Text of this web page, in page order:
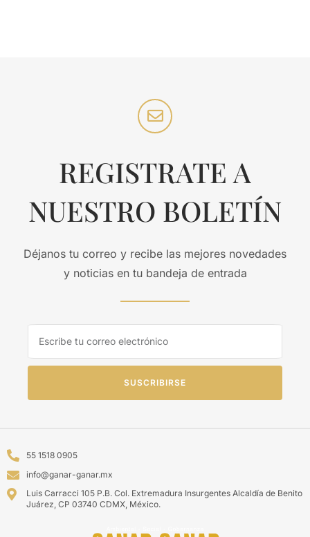
REGISTRATE A
NUESTRO BOLETÍN
Déjanos tu correo y recibe las mejores novedades
y noticias en tu bandeja de entrada
SUSCRIBIRSE
55 1518 0905
info@ganar-ganar.mx
Luis Carracci 105 P.B. Col. Extremadura Insurgentes Alcaldía de Benito
Juárez, CP 03740 CDMX, México.